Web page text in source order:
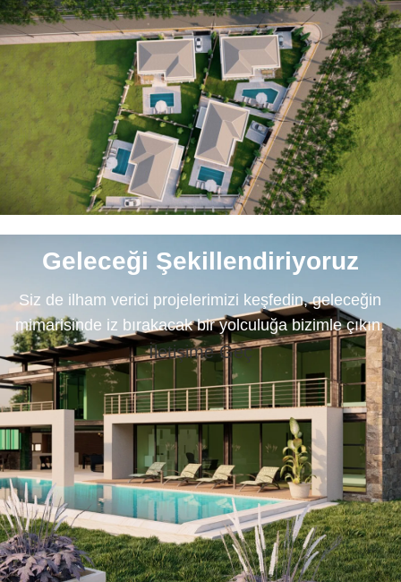
Geleceği Şekillendiriyoruz
Siz de ilham verici projelerimizi keşfedin, geleceğin
mimarisinde iz bırakacak bir yolculuğa bizimle çıkın.
İletişime Geç